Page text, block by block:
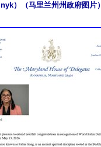
lnyk）（马里兰州州政府图片）